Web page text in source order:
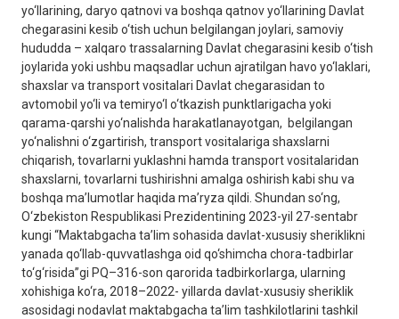
yo‘llarining, daryo qatnovi va boshqa qatnov yo‘llarining Davlat
chegarasini kesib o‘tish uchun belgilangan joylari, samoviy
hududda – xalqaro trassalarning Davlat chegarasini kesib o‘tish
joylarida yoki ushbu maqsadlar uchun ajratilgan havo yo‘laklari,
shaxslar va transport vositalari Davlat chegarasidan to
avtomobil yo‘li va temiryo‘l o‘tkazish punktlarigacha yoki
qarama-qarshi yo‘nalishda harakatlanayotgan, belgilangan
yo‘nalishni o‘zgartirish, transport vositalariga shaxslarni
chiqarish, tovarlarni yuklashni hamda transport vositalaridan
shaxslarni, tovarlarni tushirishni amalga oshirish kabi shu va
boshqa ma’lumotlar haqida ma’ryza qildi. Shundan so‘ng,
O‘zbekiston Respublikasi Prezidentining 2023-yil 27-sentabr
kungi “Maktabgacha ta’lim sohasida davlat-xususiy sheriklikni
yanada qo‘llab-quvvatlashga oid qo‘shimcha chora-tadbirlar
to‘g‘risida”gi PQ–316-son qarorida tadbirkorlarga, ularning
xohishiga ko‘ra, 2018–2022- yillarda davlat-xususiy sheriklik
asosidagi nodavlat maktabgacha ta’lim tashkilotlarini tashkil